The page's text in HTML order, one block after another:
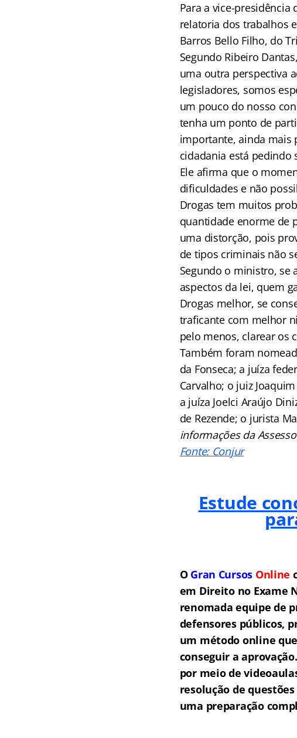
Para a vice-presidência
relatoria dos trabalhos
Barros Bello Filho, do
Segundo Ribeiro
uma outra perspectiva
legisladores, somos
um pouco do nosso
tenha um ponto de
importante, ainda mais
cidadania está pedindo
Ele afirma que o
dificuldades e não
Drogas tem muitos
quantidade enorme de
uma distorção, pois
de tipos criminais não
Segundo o ministro, se
aspectos da lei, quem
Drogas melhor, se
traficante com melhor
pelo menos, clarear os
Também foram
da Fonseca; a juíza
Carvalho; o juiz
a juíza Joelci Araújo
de Rezende; o jurista
informações da
Fonte: Conjur
Estude
O Gran Cursos Online
em Direito no Exame
renomada equipe de
defensores públicos,
um método online
conseguir a aprovação.
por meio de
resolução de
uma preparação